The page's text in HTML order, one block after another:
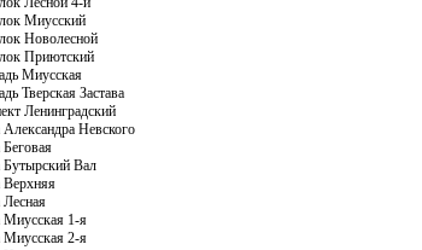
Миусский
Новолесной
Приютский
Миусская
Тверская Застава
Ленинградский
Александра Невского
Беговая
Бутырский Вал
Верхняя
Лесная
Миусская 1-я
Миусская 2-я